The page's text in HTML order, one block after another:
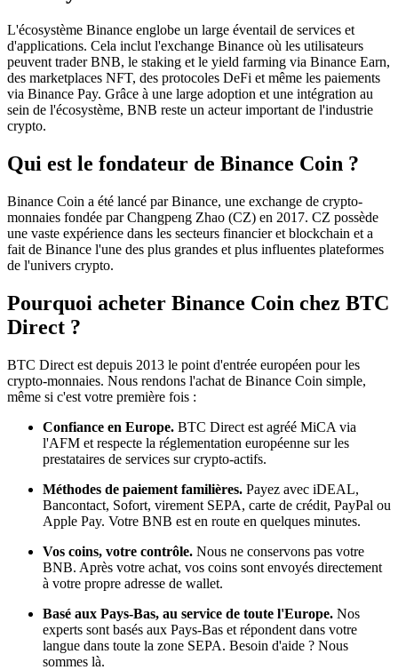
L'écosystème Binance englobe un large éventail de services et
d'applications. Cela inclut l'exchange Binance où les utilisateurs
peuvent trader BNB, le staking et le yield farming via Binance Earn,
des marketplaces NFT, des protocoles DeFi et même les paiements
via Binance Pay. Grâce à une large adoption et une intégration au
sein de l'écosystème, BNB reste un acteur important de l'industrie
crypto.
Qui est le fondateur de Binance Coin ?
Binance Coin a été lancé par Binance, une exchange de crypto-
monnaies fondée par Changpeng Zhao (CZ) en 2017. CZ possède
une vaste expérience dans les secteurs financier et blockchain et a
fait de Binance l'une des plus grandes et plus influentes plateformes
de l'univers crypto.
Pourquoi acheter Binance Coin chez BTC
Direct ?
BTC Direct est depuis 2013 le point d'entrée européen pour les
crypto-monnaies. Nous rendons l'achat de Binance Coin simple,
même si c'est votre première fois :
Confiance en Europe. BTC Direct est agréé MiCA via
l'AFM et respecte la réglementation européenne sur les
prestataires de services sur crypto-actifs.
Méthodes de paiement familières. Payez avec iDEAL,
Bancontact, Sofort, virement SEPA, carte de crédit, PayPal ou
Apple Pay. Votre BNB est en route en quelques minutes.
Vos coins, votre contrôle. Nous ne conservons pas votre
BNB. Après votre achat, vos coins sont envoyés directement
à votre propre adresse de wallet.
Basé aux Pays-Bas, au service de toute l'Europe. Nos
experts sont basés aux Pays-Bas et répondent dans votre
langue dans toute la zone SEPA. Besoin d'aide ? Nous
sommes là.